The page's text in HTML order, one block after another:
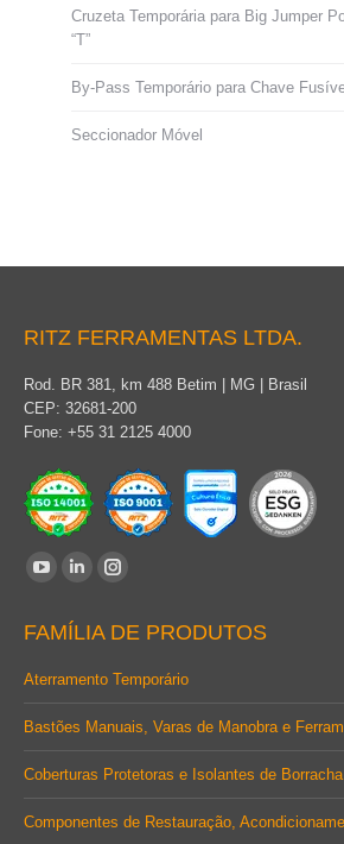
Cruzeta Temporária para Big Jumper
“T”
By-Pass Temporário para Chave
Seccionador Móvel
RITZ FERRAMENTAS LTDA.
Rod. BR 381, km 488 Betim | MG | Brasil
CEP: 32681-200
Fone: +55 31 2125 4000
Encontre-nos em:
opens
in
window
Linkedin
opens
in
window
Instagram
opens
in
window
FAMÍLIA DE PRODUTOS
Aterramento Temporário
Bastões Manuais, Varas de Manobra e
Coberturas Protetoras e Isolantes de Borracha
Componentes de Restauração,